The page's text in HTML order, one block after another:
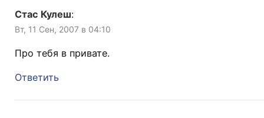
Стас Кулеш:
Вт, 11 Сен, 2007 в 04:10
Про тебя в привате.
Ответить